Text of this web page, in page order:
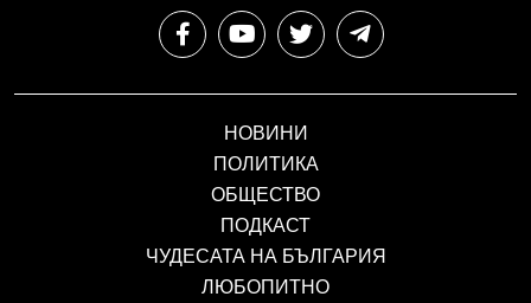
НОВИНИ
ПОЛИТИКА
ОБЩЕСТВО
ПОДКАСТ
ЧУДЕСАТА НА БЪЛГАРИЯ
ЛЮБОПИТНО